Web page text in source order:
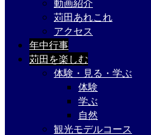
動画紹介
苅田あれこれ
アクセス
年中行事
苅田を楽しむ
体験・見る・学ぶ
体験
学ぶ
自然
観光モデルコース